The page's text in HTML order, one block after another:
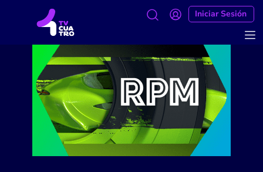
Iniciar Sesión